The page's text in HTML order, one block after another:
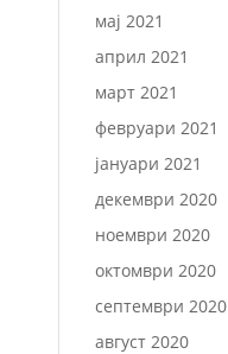
мај 2021
април 2021
март 2021
февруари 2021
јануари 2021
декември 2020
ноември 2020
октомври 2020
септември 2020
август 2020